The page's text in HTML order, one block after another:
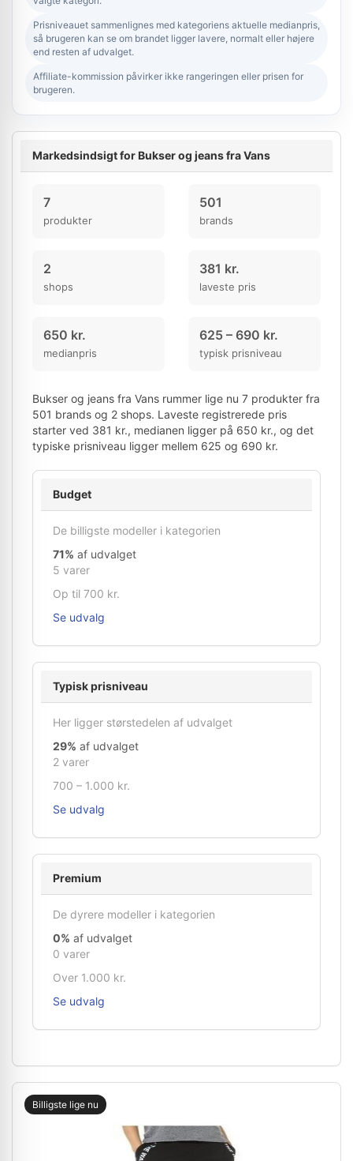
Prisniveauet sammenlignes med kategoriens aktuelle medianpris,
så brugeren kan se om brandet ligger lavere, normalt eller højere
end resten af udvalget.
Affiliate-kommission påvirker ikke rangeringen eller prisen for
brugeren.
Markedsindsigt for Bukser og jeans fra Vans
7
produkter
501
brands
2
shops
381 kr.
laveste pris
650 kr.
medianpris
625 – 690 kr.
typisk prisniveau
Bukser og jeans fra Vans rummer lige nu 7 produkter fra
501 brands og 2 shops. Laveste registrerede pris
starter ved 381 kr., medianen ligger på 650 kr., og det
typiske prisniveau ligger mellem 625 og 690 kr.
Budget
De billigste modeller i kategorien
71% af udvalget
5 varer
Op til 700 kr.
Se udvalg
Typisk prisniveau
Her ligger størstedelen af udvalget
29% af udvalget
2 varer
700 – 1.000 kr.
Se udvalg
Premium
De dyrere modeller i kategorien
0% af udvalget
0 varer
Over 1.000 kr.
Se udvalg
Billigste lige nu